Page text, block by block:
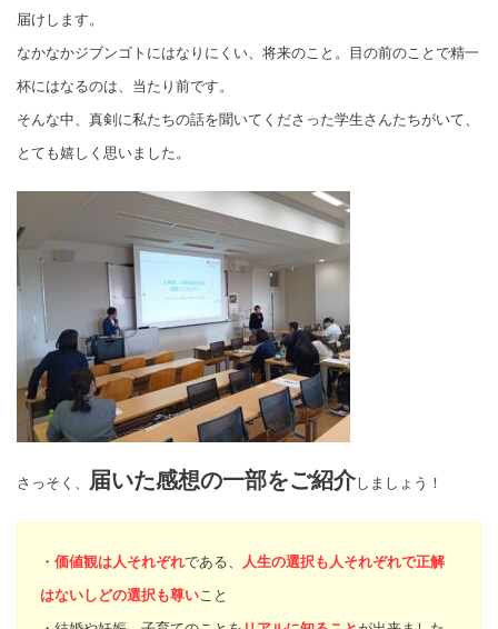
届けします。
なかなかジブンゴトにはなりにくい、将来のこと。目の前のことで精一
杯にはなるのは、当たり前です。
そんな中、真剣に私たちの話を聞いてくださった学生さんたちがいて、
とても嬉しく思いました。
さっそく、 届いた感想の一部をご紹介しましょう！
・ 価値観は人それぞれである、 人生の選択も人それぞれで正解
はないしどの選択も尊いこと